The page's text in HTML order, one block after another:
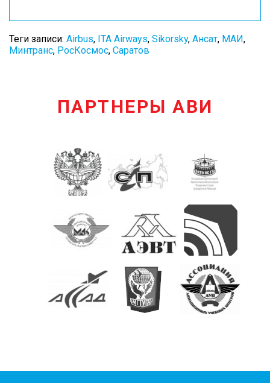
Теги записи: Airbus, ITA Airways, Sikorsky, Ансат, МАИ,
Минтранс, РосКосмос, Саратов
ПАРТНЕРЫ АВИ